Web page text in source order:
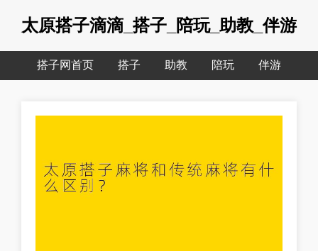
太原搭子滴滴_搭子_陪玩_助教_伴游
搭子网首页 搭子 助教 陪玩 伴游